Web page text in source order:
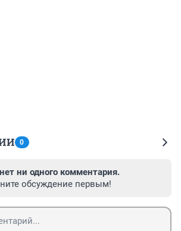
0
ни одного комментария.
обсуждение первым!